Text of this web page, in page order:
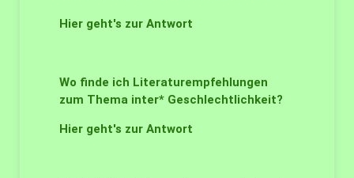
Hier geht's zur Antwort
Wo finde ich Literaturempfehlungen
zum Thema inter* Geschlechtlichkeit?
Hier geht's zur Antwort